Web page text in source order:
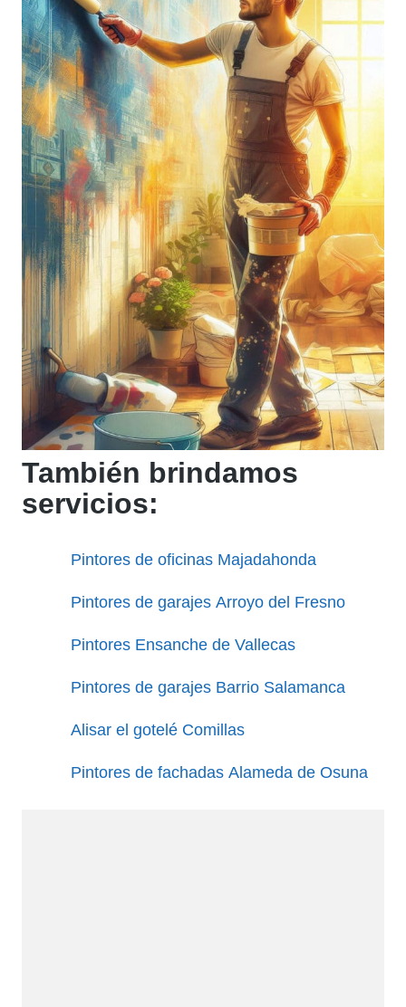
También brindamos
servicios:
Pintores de oficinas Majadahonda
Pintores de garajes Arroyo del Fresno
Pintores Ensanche de Vallecas
Pintores de garajes Barrio Salamanca
Alisar el gotelé Comillas
Pintores de fachadas Alameda de Osuna